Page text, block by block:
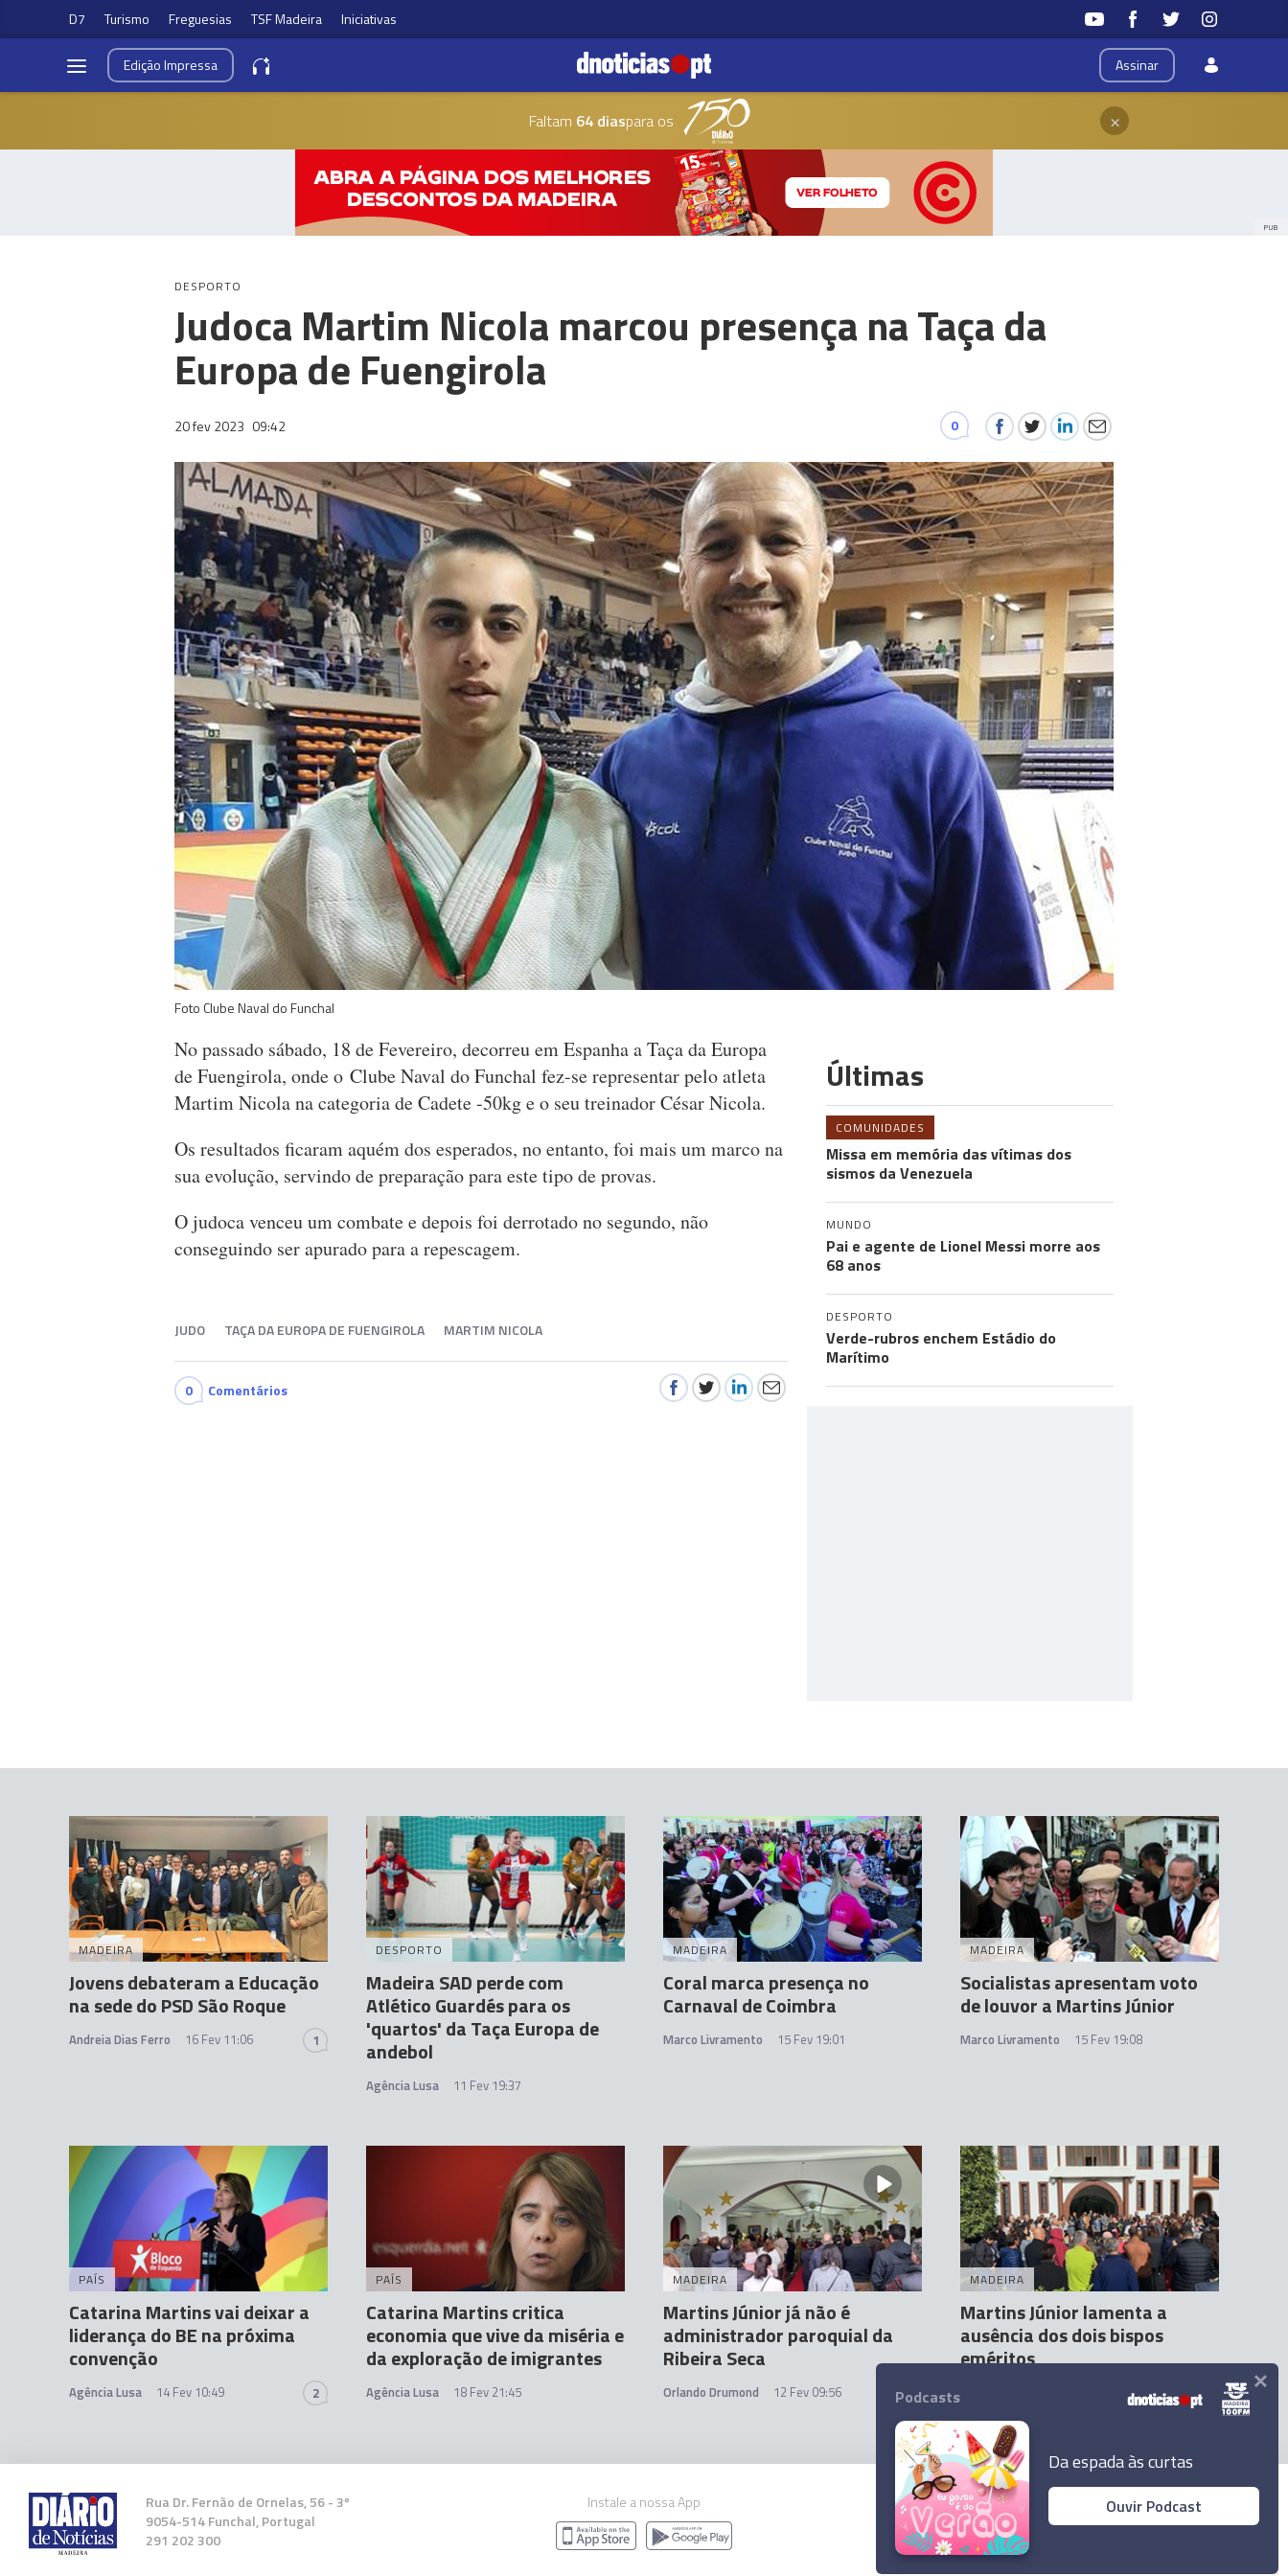
D7 Turismo Freguesias TSF Madeira Iniciativas
Assinar
EdiçãoImpressa
Faltam 64 diaspara os ×
PUB
DESPORTO
Judoca Martim Nicola marcou presença na Taça da
Europa de Fuengirola
20 fev 2023 09:42 0
Foto Clube Naval do Funchal
No passado sábado, 18 de Fevereiro, decorreu em Espanha a Taça da Europa
de Fuengirola, onde o Clube Naval do Funchal fez-se representar pelo atleta
Martim Nicola na categoria de Cadete -50kg e o seu treinador César Nicola.
Os resultados ficaram aquém dos esperados, no entanto, foi mais um marco na
sua evolução, servindo de preparação para este tipo de provas.
O judoca venceu um combate e depois foi derrotado no segundo, não
conseguindo ser apurado para a repescagem.
JUDO TAÇA DA EUROPA DE FUENGIROLA MARTIM NICOLA
0 Comentários
Últimas
COMUNIDADES
Missa em memória das vítimas dos
sismos da Venezuela
MUNDO
Pai e agente de Lionel Messi morre aos
68 anos
DESPORTO
Verde-rubros enchem Estádio do
Marítimo
MADEIRA
Jovens debateram a Educação
na sede do PSD São Roque
Andreia Dias Ferro 16 Fev 11:06 1
DESPORTO
Madeira SAD perde com
Atlético Guardés para os
'quartos' da Taça Europa de
andebol
Agência Lusa 11 Fev 19:37
MADEIRA
Coral marca presença no
Carnaval de Coimbra
Marco Livramento 15 Fev 19:01
MADEIRA
Socialistas apresentam voto
de louvor a Martins Júnior
Marco Livramento 15 Fev 19:08
PAÍS
Catarina Martins vai deixar a
liderança do BE na próxima
convenção
Agência Lusa 14 Fev 10:49 2
PAÍS
Catarina Martins critica
economia que vive da miséria e
da exploração de imigrantes
Agência Lusa 18 Fev 21:45
MADEIRA
Martins Júnior já não é
administrador paroquial da
Ribeira Seca
Orlando Drumond 12 Fev 09:56 1
MADEIRA
Martins Júnior lamenta a
ausência dos dois bispos
eméritos
12 Fev 11:50
Rua Dr. Fernão de Ornelas, 56 - 3º
9054-514 Funchal, Portugal
291 202 300
Instale a nossa App
© 2023 Empresa Diário de Notícias, Lda.
Podcasts
Da espada às curtas
Ouvir Podcast
×